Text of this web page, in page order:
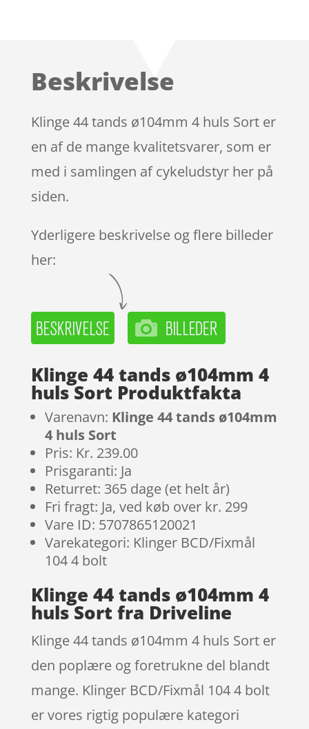
Beskrivelse
Klinge 44 tands ø104mm 4 huls Sort er
en af de mange kvalitetsvarer, som er
med i samlingen af cykeludstyr her på
siden.
Yderligere beskrivelse og flere billeder
her:
Klinge 44 tands ø104mm 4
huls Sort Produktfakta
Varenavn: Klinge 44 tands ø104mm
4 huls Sort
Pris: Kr. 239.00
Prisgaranti: Ja
Returret: 365 dage (et helt år)
Fri fragt: Ja, ved køb over kr. 299
Vare ID: 5707865120021
Varekategori: Klinger BCD/Fixmål
104 4 bolt
Klinge 44 tands ø104mm 4
huls Sort fra Driveline
Klinge 44 tands ø104mm 4 huls Sort er
den poplære og foretrukne del blandt
mange. Klinger BCD/Fixmål 104 4 bolt
er vores rigtig populære kategori